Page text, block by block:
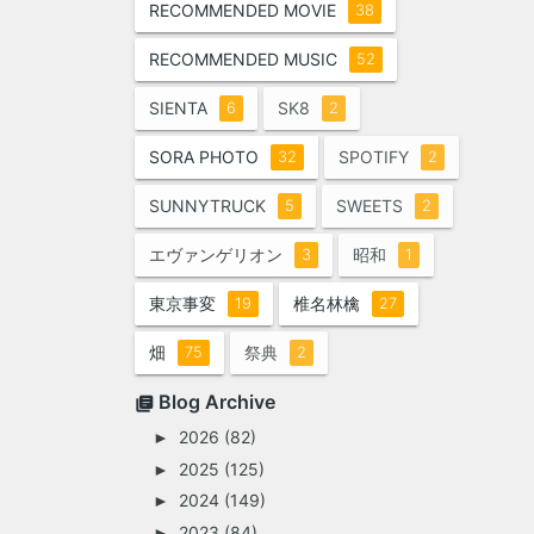
RECOMMENDED MOVIE 38
RECOMMENDED MUSIC 52
SIENTA 6 SK8 2
SORA PHOTO 32 SPOTIFY 2
SUNNYTRUCK 5 SWEETS 2
エヴァンゲリオン 3 昭和 1
東京事変 19 椎名林檎 27
畑 75 祭典 2
Blog Archive
► 2026 (82)
► 2025 (125)
► 2024 (149)